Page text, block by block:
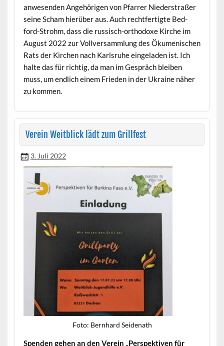
anwe­senden Ange­höri­gen von Pfar­rer Nieder­straßer
seine Scham hierüber aus. Auch recht­fer­tigte Bed­
ford-Strohm, dass die rus­sisch-ortho­doxe Kirche im
August 2022 zur Vol­lver­samm­lung des Öku­menis­chen
Rats der Kirchen nach Karl­sruhe ein­ge­laden ist. Ich
halte das für richtig, da man im Gespräch bleiben
muss, um endlich einem Frieden in der Ukraine näher
zu kommen.
Verein Weitblick lädt zum Grillfest
3. Juli 2022
Foto: Bern­hard Seidenath
Spenden gehen an den Vere­in „Per­spek­tiv­en für